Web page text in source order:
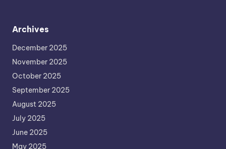
Archives
December 2025
November 2025
October 2025
September 2025
August 2025
July 2025
June 2025
May 2025